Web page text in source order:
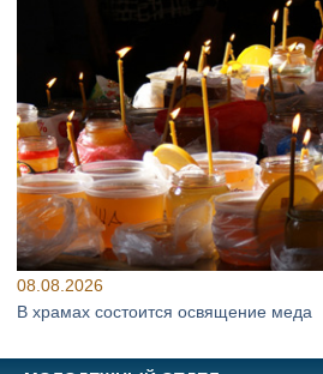
08.08.2026
В храмах состоится освящение меда